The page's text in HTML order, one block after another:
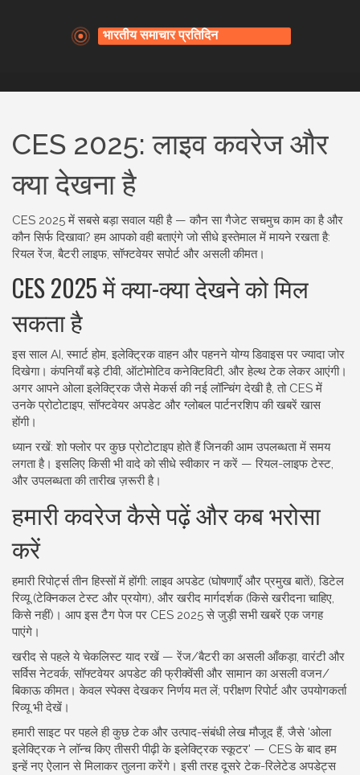
CES 2025: लाइव कवरेज और
क्या देखना है
CES 2025 में सबसे बड़ा सवाल यही है — कौन सा गैजेट सचमुच काम का है और
कौन सिर्फ दिखावा? हम आपको वही बताएंगे जो सीधे इस्तेमाल में मायने रखता है:
रियल रेंज, बैटरी लाइफ, सॉफ्टवेयर सपोर्ट और असली कीमत।
CES 2025 में क्या-क्या देखने को मिल
सकता है
इस साल AI, स्मार्ट होम, इलेक्ट्रिक वाहन और पहनने योग्य डिवाइस पर ज्यादा जोर
दिखेगा। कंपनियाँ बड़े टीवी, ऑटोमोटिव कनेक्टिविटी, और हेल्थ टेक लेकर आएंगी।
अगर आपने ओला इलेक्ट्रिक जैसे मेकर्स की नई लॉन्चिंग देखी है, तो CES में
उनके प्रोटोटाइप, सॉफ्टवेयर अपडेट और ग्लोबल पार्टनरशिप की खबरें खास
होंगी।
ध्यान रखें: शो फ्लोर पर कुछ प्रोटोटाइप होते हैं जिनकी आम उपलब्धता में समय
लगता है। इसलिए किसी भी वादे को सीधे स्वीकार न करें — रियल-लाइफ टेस्ट,
और उपलब्धता की तारीख ज़रूरी है।
हमारी कवरेज कैसे पढ़ें और कब भरोसा
करें
हमारी रिपोर्ट्स तीन हिस्सों में होंगी: लाइव अपडेट (घोषणाएँ और प्रमुख बातें), डिटेल
रिव्यू (टेक्निकल टेस्ट और प्रयोग), और खरीद मार्गदर्शक (किसे खरीदना चाहिए,
किसे नहीं)। आप इस टैग पेज पर CES 2025 से जुड़ी सभी खबरें एक जगह
पाएंगे।
खरीद से पहले ये चेकलिस्ट याद रखें — रेंज/बैटरी का असली आँकड़ा, वारंटी और
सर्विस नेटवर्क, सॉफ्टवेयर अपडेट की फ्रीक्वेंसी और सामान का असली वजन/
बिकाऊ कीमत। केवल स्पेक्स देखकर निर्णय मत लें; परीक्षण रिपोर्ट और उपयोगकर्ता
रिव्यू भी देखें।
हमारी साइट पर पहले ही कुछ टेक और उत्पाद-संबंधी लेख मौजूद हैं, जैसे 'ओला
इलेक्ट्रिक ने लॉन्च किए तीसरी पीढ़ी के इलेक्ट्रिक स्कूटर' — CES के बाद हम
इन्हें नए ऐलान से मिलाकर तुलना करेंगे। इसी तरह दूसरे टेक-रिलेटेड अपडेट्स